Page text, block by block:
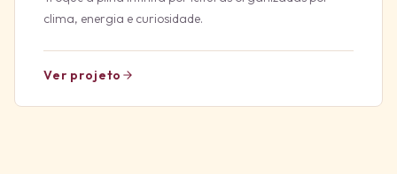
clima, energia e curiosidade.
Ver projeto